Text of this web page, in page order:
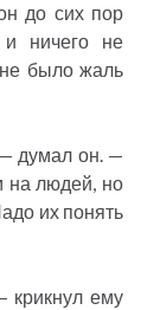
до сих пор
и ничего не
было жаль
— думал он. —
на людей, но
их понять
крикнул ему